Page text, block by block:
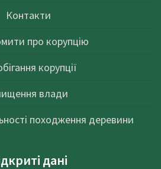
Контакти
про корупцію
корупції
влади
походження деревини
дані